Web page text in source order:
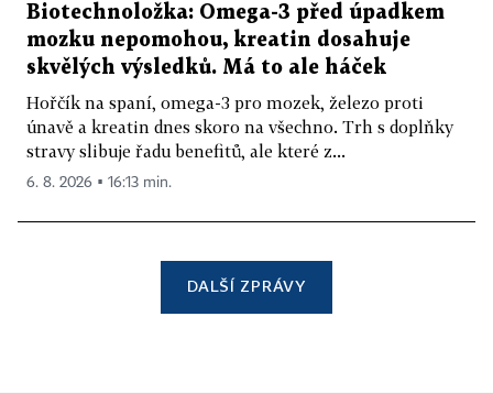
Biotechnoložka: Omega-3 před úpadkem
mozku nepomohou, kreatin dosahuje
skvělých výsledků. Má to ale háček
Hořčík na spaní, omega-3 pro mozek, železo proti
únavě a kreatin dnes skoro na všechno. Trh s doplňky
stravy slibuje řadu benefitů, ale které z...
6. 8. 2026 ▪ 16:13 min.
DALŠÍ ZPRÁVY